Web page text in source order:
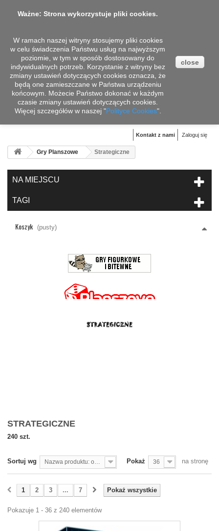
Koszyk (pusty)
Zaloguj się
Kontakt z nami
Gry Planszowe Strategiczne
NA MIEJSCU
TAGI
Koszyk (pusty)
STRATEGICZNE
240 szt.
Sortuj wg Pokaż 36 na stronę
Pokaż wszystkie
1 2 3 ... 7
Pokazuje 1 - 36 z 240 elementów
Ważne: Strona wykorzystuje pliki cookies.
W ramach naszej witryny stosujemy pliki cookies
w celu świadczenia Państwu usług na najwyższym
poziomie, w tym w sposób dostosowany do
indywidualnych potrzeb. Korzystanie z witryny bez
zmiany ustawień dotyczących cookies oznacza, że
będą one zamieszczane w Państwa urządzeniu
końcowym. Możecie Państwo dokonać w każdym
czasie zmiany ustawień dotyczących cookies.
Więcej szczegółów w naszej "Polityce Cookies".
close